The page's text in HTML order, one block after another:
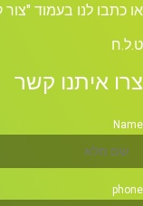
או כתבו לנו בעמוד
ט.ל.ח
צרו איתנו קשר
Name
phone